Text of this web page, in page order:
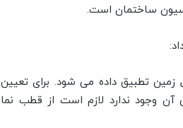
ساختمان است.
تطبیق داده می شود. برای تعیین
وجود ندارد لازم است از قطب نما